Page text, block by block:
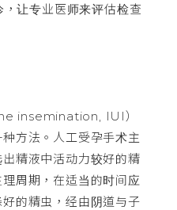
让专业医师来评估检查
insemination, IUI）
方法。人工受孕手术主
精液中活动力较好的精
周期，在适当的时间应
的精虫，经由阴道与子